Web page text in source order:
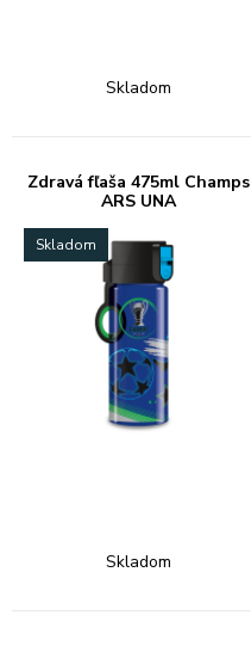
Skladom
Zdravá fľaša 475ml Champs
ARS UNA
Skladom
Skladom